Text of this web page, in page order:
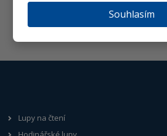
Souhlasím
Přihlásit
Lupy na čtení